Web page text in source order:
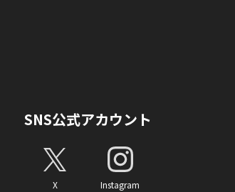
SNS公式アカウント
X Instagram